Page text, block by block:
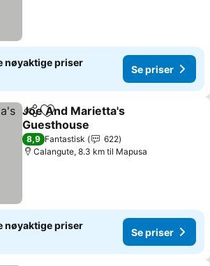
nøyaktige priser
Se priser
Del Legg til i favoritter
Joe And Marietta's
Guesthouse
Se priser
8,9 Fantastisk
622
Calangute, 8.3 km til Mapusa
nøyaktige priser
Se priser